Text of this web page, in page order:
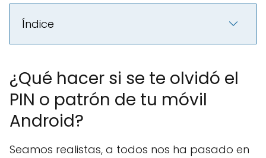
Índice
¿Qué hacer si se te olvidó el
PIN o patrón de tu móvil
Android?
Seamos realistas, a todos nos ha pasado en